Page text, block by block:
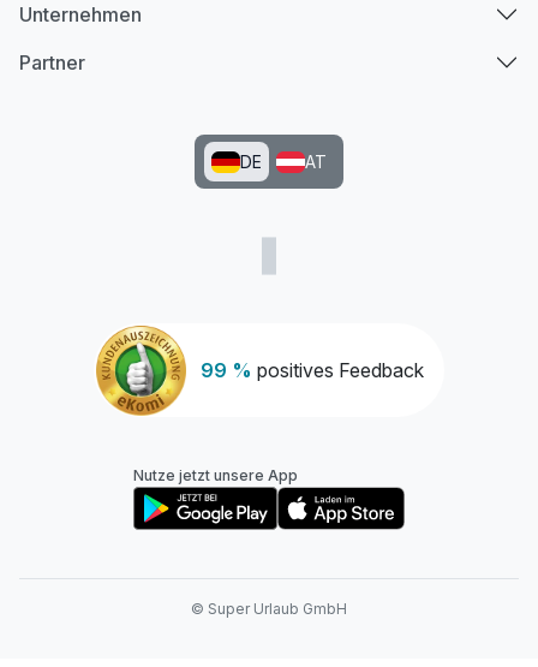
99 % positives Feedback
Unternehmen
Partner
DE AT
Nutze jetzt unsere App
© Super Urlaub GmbH